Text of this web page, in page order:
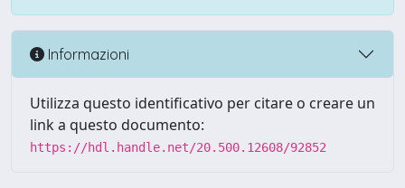
Informazioni
Utilizza questo identificativo per citare o creare un
link a questo documento:
https://hdl.handle.net/20.500.12608/92852